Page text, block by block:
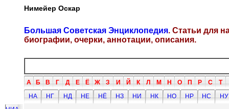
Нимейер Оскар
Большая Советская Энциклопедия. Статьи для
биографии, очерки, аннотации, описания.
А Б В Г Д Е Ё Ж З И Й К Л М Н О П Р С Т
НА
НГ НД НЕ НЁ НЗ НИ НК НО НР НС
НУ